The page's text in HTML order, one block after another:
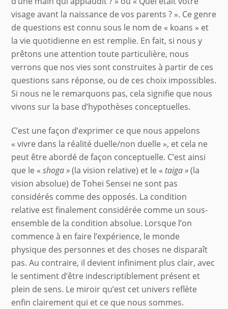
visage avant la naissance de vos parents ? ». Ce genre
de questions est connu sous le nom de « koans » et
la vie quotidienne en est remplie. En fait, si nous y
prêtons une attention toute particulière, nous
verrons que nos vies sont construites à partir de ces
questions sans réponse, ou de ces choix impossibles.
Si nous ne le remarquons pas, cela signifie que nous
vivons sur la base d’hypothèses conceptuelles.
C’est une façon d’exprimer ce que nous appelons
« vivre dans la réalité duelle/non duelle », et cela ne
peut être abordé de façon conceptuelle. C’est ainsi
que le «shoga»(la vision relative) et le «taiga »(la
vision absolue) de Tohei Sensei ne sont pas
considérés comme des opposés. La condition
relative est finalement considérée comme un sous-
ensemble de la condition absolue. Lorsque l’on
commence à en faire l’expérience, le monde
physique des personnes et des choses ne disparaît
pas. Au contraire, il devient infiniment plus clair, avec
le sentiment d’être indescriptiblement présent et
plein de sens. Le miroir qu’est cet univers reflète
enfin clairement qui et ce que nous sommes.